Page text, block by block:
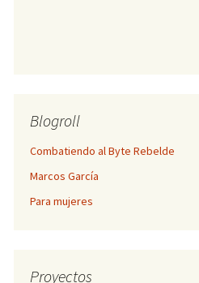
Blogroll
Combatiendo al Byte Rebelde
Marcos García
Para mujeres
Proyectos